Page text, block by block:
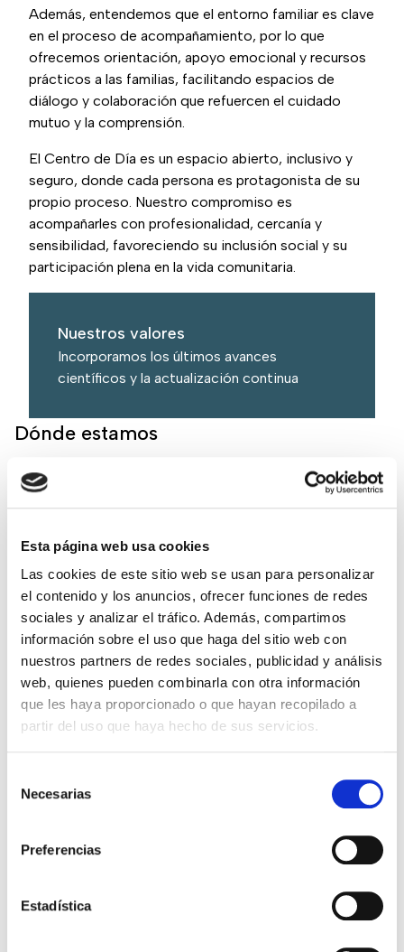
Esta página web usa cookies
Las cookies de este sitio web se usan para personalizar
el contenido y los anuncios, ofrecer funciones de redes
sociales y analizar el tráfico. Además, compartimos
información sobre el uso que haga del sitio web con
nuestros partners de redes sociales, publicidad y análisis
web, quienes pueden combinarla con otra información
que les haya proporcionado o que hayan recopilado a
partir del uso que haya hecho de sus servicios.
Necesarias
Preferencias
Estadística
Además, entendemos que el entorno familiar es clave
en el proceso de acompañamiento, por lo que
ofrecemos orientación, apoyo emocional y recursos
prácticos a las familias, facilitando espacios de
diálogo y colaboración que refuercen el cuidado
mutuo y la comprensión.
El Centro de Día es un espacio abierto, inclusivo y
seguro, donde cada persona es protagonista de su
propio proceso. Nuestro compromiso es
acompañarles con profesionalidad, cercanía y
sensibilidad, favoreciendo su inclusión social y su
participación plena en la vida comunitaria.
Nuestros valores
Incorporamos los últimos avances
científicos y la actualización continua
Dónde estamos
Buscar
Ver mapa Ver direcciones